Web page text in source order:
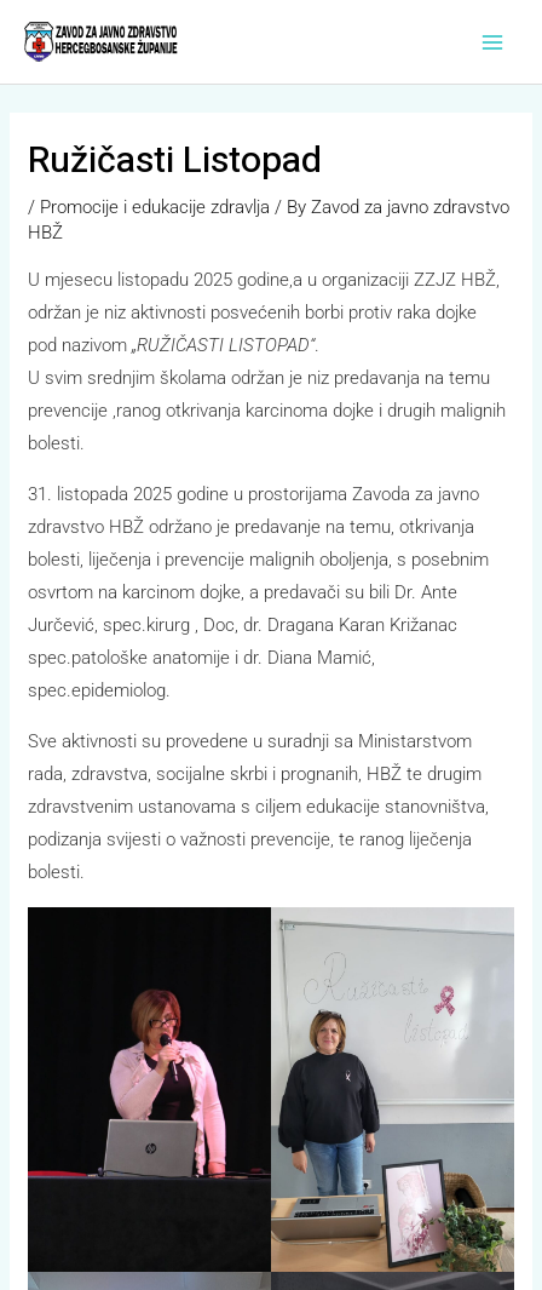
content
Ružičasti Listopad
/ Promocije i edukacije zdravlja / ByZavod za javno zdravstvo
HBŽ
U mjesecu listopadu 2025 godine,a u organizaciji ZZJZ HBŽ,
održan je niz aktivnosti posvećenih borbi protiv raka dojke
pod nazivom„RUŽIČASTI LISTOPAD“.
U svim srednjim školama održan je niz predavanja na temu
prevencije ,ranog otkrivanja karcinoma dojke i drugih malignih
bolesti.
31. listopada 2025 godine u prostorijama Zavoda za javno
zdravstvo HBŽ održano je predavanje na temu, otkrivanja
bolesti, liječenja i prevencije malignih oboljenja, s posebnim
osvrtom na karcinom dojke, a predavači su bili Dr. Ante
Jurčević, spec.kirurg , Doc, dr. Dragana Karan Križanac
spec.patološke anatomije i dr. Diana Mamić,
spec.epidemiolog.
Sve aktivnosti su provedene u suradnji sa Ministarstvom
rada, zdravstva, socijalne skrbi i prognanih, HBŽ te drugim
zdravstvenim ustanovama s ciljem edukacije stanovništva,
podizanja svijesti o važnosti prevencije, te ranog liječenja
bolesti.